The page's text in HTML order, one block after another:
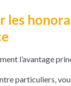
les
l’avantage
particuliers,